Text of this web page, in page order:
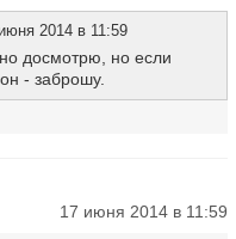
2014 в 11:59
досмотрю, но если
- заброшу.
17 июня 2014 в 11:59